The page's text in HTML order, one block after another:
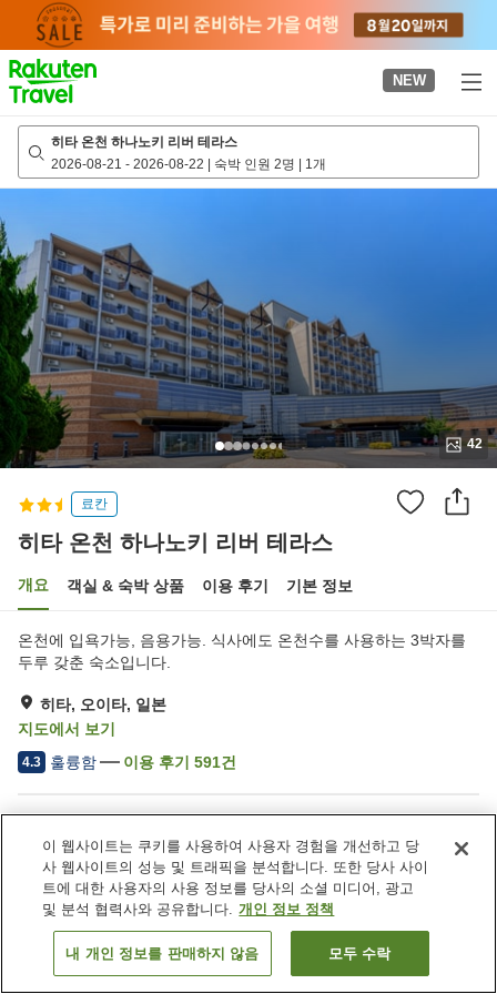
page
NEW
히타 온천 하나노키 리버 테라스
2026-08-21 - 2026-08-22 | 숙박 인원 2명 | 1개
42
료칸
히타 온천 하나노키 리버 테라스
개요 객실 & 숙박 상품 이용 후기 기본 정보
온천에 입욕가능, 음용가능. 식사에도 온천수를 사용하는 3박자를
두루 갖춘 숙소입니다.
히타, 오이타, 일본
지도에서 보기
4.3 훌륭함 이용 후기 591건
주차장
사우나
레스토랑
자동판매기
객실 보기
이 웹사이트는 쿠키를 사용하여 사용자 경험을 개선하고 당
사 웹사이트의 성능 및 트래픽을 분석합니다. 또한 당사 사이
트에 대한 사용자의 사용 정보를 당사의 소셜 미디어, 광고
및 분석 협력사와 공유합니다. 개인 정보 정책
내 개인 정보를 판매하지 않음 모두 수락